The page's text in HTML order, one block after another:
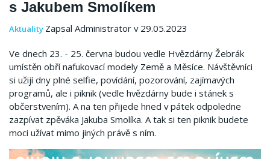
s Jakubem Smolíkem
Aktuality Zapsal Administrator v 29.05.2023
Ve dnech 23. - 25. června budou vedle Hvězdárny Žebrák
umístěn obří nafukovací modely Země a Měsíce. Návštěvníci
si užijí dny plné selfie, povídání, pozorování, zajímavých
programů, ale i piknik (vedle hvězdárny bude i stánek s
občerstvením). A na ten přijede hned v pátek odpoledne
zazpívat zpěváka Jakuba Smolíka. A tak si ten piknik budete
moci užívat mimo jiných právě s ním.